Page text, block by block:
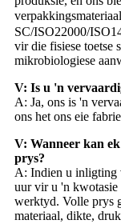
SC/ISO22000/
vir die fisiese toetse
mikrobiologiese
V: Is u 'n
A: Ja, ons is 'n
ons het ons eie
V: Wanneer kan
prys?
A: Indien u inligting
uur vir u 'n kwotasie
werktyd. Volle prys
materiaal, dikte,